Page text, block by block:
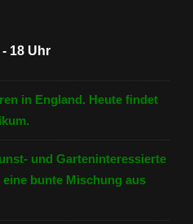
18 Uhr
in England. Heute findet
und Garteninteressierte
bunte Mischung aus